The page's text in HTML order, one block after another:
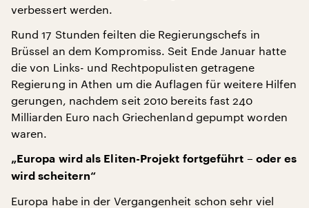
verbessert werden.
Rund 17 Stunden feilten die Regierungschefs in
Brüssel an dem Kompromiss. Seit Ende Januar hatte
die von Links- und Rechtpopulisten getragene
Regierung in Athen um die Auflagen für weitere Hilfen
gerungen, nachdem seit 2010 bereits fast 240
Milliarden Euro nach Griechenland gepumpt worden
waren.
„Europa wird als Eliten-Projekt fortgeführt – oder es
wird scheitern“
Europa habe in der Vergangenheit schon sehr viel